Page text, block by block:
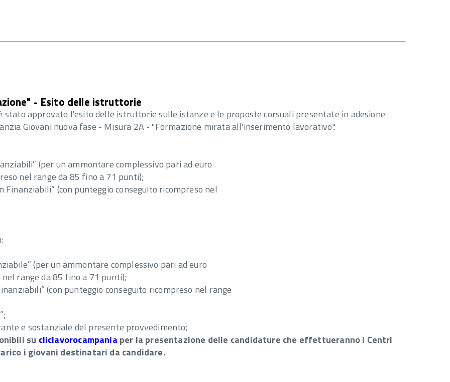
- Esito delle istruttorie
approvato l'esito delle istruttorie sulle istanze e le proposte corsuali presentate in adesione
Giovani nuova fase - Misura 2A - "Formazione mirata all'inserimento lavorativo".
(per un ammontare complessivo pari ad euro
nel range da 85 fino a 71 punti);
(con punteggio conseguito ricompreso nel
(per un ammontare complessivo pari ad euro
range da 85 fino a 71 punti);
(con punteggio conseguito ricompreso nel range
e sostanziale del presente provvedimento;
su cliclavorocampania per la presentazione delle candidature che effettueranno i Centri
i giovani destinatari da candidare.